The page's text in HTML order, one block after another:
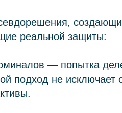
реальной защиты:
— попытка
подход не исключает